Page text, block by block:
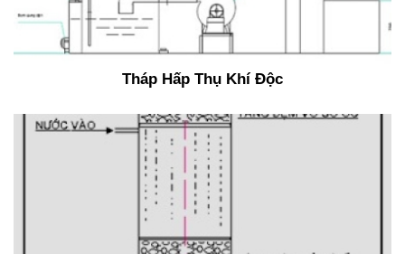
Tháp Hấp Thụ Khí Độc